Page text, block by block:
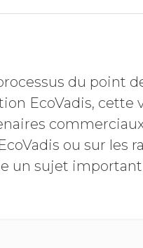
du point
EcoVadis, cette
ou sur les
un sujet